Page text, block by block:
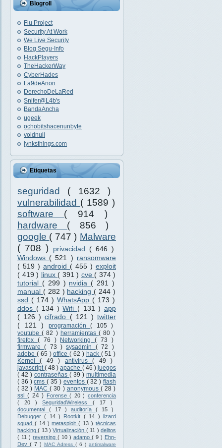
Blogroll
Flu Project
Security At Work
We Live Security
Blog Segu-Info
HackPlayers
TheHackerWay
CyberHades
La9deAnon
DerechoDeLaRed
Snifer@L4b's
BandaAncha
ugeek
ochobitshacenunbyte
voidnull
lynksthings.com
Etiquetas
seguridad ( 1632 )
vulnerabilidad ( 1589 )
software ( 914 )
hardware ( 856 )
google ( 747 ) Malware
( 708 )
privacidad ( 646 )
Windows ( 521 ) ransomware
( 519 ) android ( 455 ) exploit
( 419 ) linux ( 391 ) cve ( 374 )
tutorial ( 299 ) nvidia ( 291 )
manual ( 282 ) hacking ( 244 )
ssd ( 174 ) WhatsApp ( 173 )
ddos ( 134 )Wifi ( 131 ) app
( 126 )cifrado ( 121 )twitter
( 121 ) programación( 105 )
youtube( 82 ) herramientas( 80 )
firefox ( 76 ) Networking( 73 )
firmware( 73 )sysadmin ( 72 )
adobe ( 65 )office( 62 ) hack ( 51 )
Kernel( 49 ) antivirus( 49 )
javascript( 48 )apache ( 46 ) juegos
( 42 ) contraseñas ( 39 ) multimedia
( 36 )cms( 35 ) eventos ( 32 )flash
( 32 ) MAC( 30 ) anonymous ( 28 )
ssl( 24 ) Forense( 20 ) conferencia
( 20 )SeguridadWireless ( 17 )
documental ( 17 ) auditoría ( 15 )
Debugger( 14 ) Rootkit ( 14 ) lizard
squad ( 14 )metasploit( 13 ) técnicas
hacking( 13 )Virtualización ( 11 ) delitos
( 11 ) reversing ( 10 ) adamo ( 9 ) Ehn-
Dev ( 7 ) MAC Adress ( 6 ) antimalware